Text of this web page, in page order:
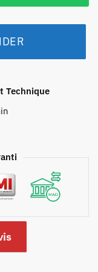
Technique